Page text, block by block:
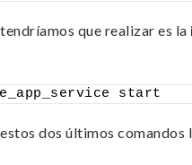
que realizar es la
start
dos últimos comandos